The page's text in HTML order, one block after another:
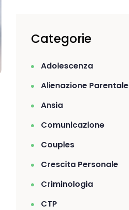
Categorie
Adolescenza
Alienazione Parentale
Ansia
Comunicazione
Couples
Crescita Personale
Criminologia
CTP